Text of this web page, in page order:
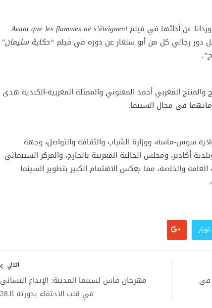
عن أدائها في فيلمAvant que les flammes ne s’éteignent
دور رجالي كل من أبو سنغار عن دوره في فيلم “حكاية سليمان”
.
المغربي أحمد المعنوني والممثلة المغربية-الكندية هدى
في مجال السينما.
بشراكة مع ولاية سوس-ماسة، ووزارة الشباب والثقافة والتواصل، وجهة
أكادير، ومجلس الجالية المغربية بالخارج، والمركز السينمائي
والخاصة، مما يعكس الاهتمام الكبير بتطوير السينما
في
التالي
مهرجان فاس لسينما المدينة: الإبداع النسائي
في قلب الاحتفاء بدورته الـ28